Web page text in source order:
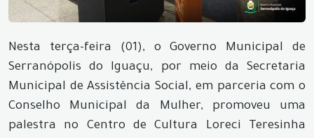
Nesta terça-feira (01), o Governo Municipal de
Serranópolis do Iguaçu, por meio da Secretaria
Municipal de Assistência Social, em parceria com o
Conselho Municipal da Mulher, promoveu uma
palestra no Centro de Cultura Loreci Teresinha